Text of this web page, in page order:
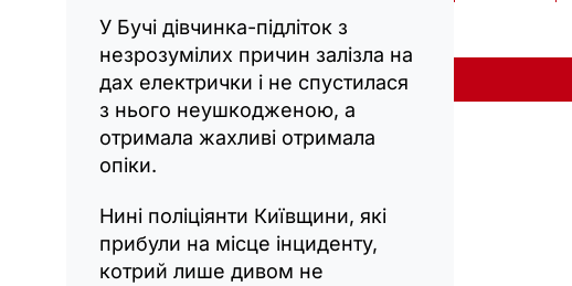
У Бучі дівчинка-підліток з
незрозумілих причин залізла на
дах електрички і не спустилася
з нього неушкодженою, а
отримала жахливі отримала
опіки.
Нині поліціянти Київщини, які
прибули на місце інциденту,
котрий лише дивом не